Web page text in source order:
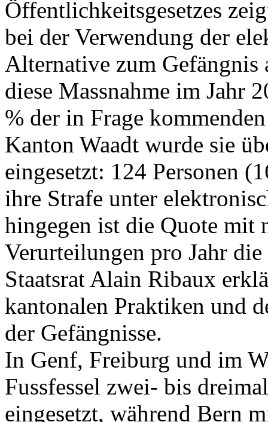
Öffentlichkeitsgesetzes
bei der Verwendung der
Alternative zum Gefängnis
diese Massnahme im Jahr
% der in Frage
Kanton Waadt wurde sie
eingesetzt: 124 Personen
ihre Strafe unter
hingegen ist die Quote mit
Verurteilungen pro Jahr
Staatsrat Alain Ribaux
kantonalen Praktiken und
der Gefängnisse.
In Genf, Freiburg und im
Fussfessel zwei- bis
eingesetzt, während Bern